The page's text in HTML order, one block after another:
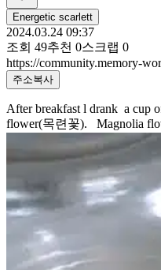
Energetic scarlett
2024.03.24 09:37
조회 49추천 0스크랩 0
https://community.memory-
주소복사
After breakfast l drank a cup
flower(목련꽃). Magnolia